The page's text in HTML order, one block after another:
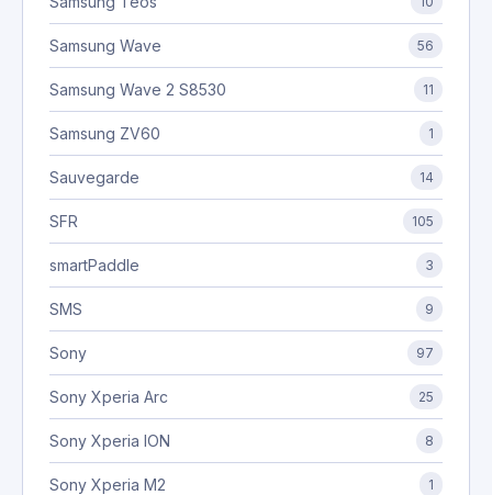
Samsung Wave 56
Samsung Wave 2 S8530 11
Samsung ZV60 1
Sauvegarde 14
SFR 105
smartPaddle 3
SMS 9
Sony 97
Sony Xperia Arc 25
Sony Xperia ION 8
Sony Xperia M2 1